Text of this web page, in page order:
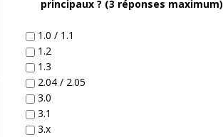
principaux ? (3 réponses maximum)
1.0 / 1.1
1.2
1.3
2.04 / 2.05
3.0
3.1
3.x